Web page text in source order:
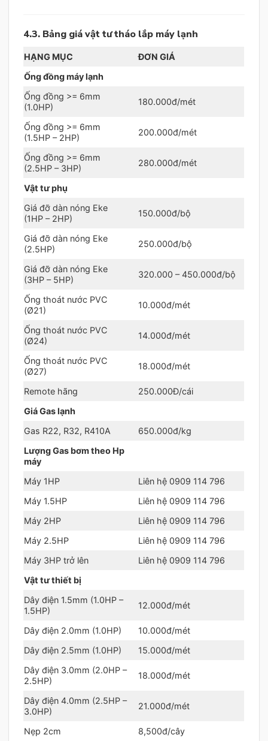
4.3. Bảng giá vật tư tháo lắp máy lạnh
HẠNG MỤC
ĐƠN GIÁ
Ống đồng máy lạnh
Ống đồng >= 6mm
(1.0HP)
180.000đ/mét
Ống đồng >= 6mm
(1.5HP – 2HP)
200.000đ/mét
Ống đồng >= 6mm
(2.5HP – 3HP)
280.000đ/mét
Vật tư phụ
Giá đỡ dàn nóng Eke
(1HP – 2HP)
150.000đ/bộ
Giá đỡ dàn nóng Eke
(2.5HP)
250.000đ/bộ
Giá đỡ dàn nóng Eke
(3HP – 5HP)
320.000 – 450.000đ/bộ
Ống thoát nước PVC
(Ø21)
10.000đ/mét
Ống thoát nước PVC
(Ø24)
14.000đ/mét
Ống thoát nước PVC
(Ø27)
18.000đ/mét
Remote hãng
250.000Đ/cái
Giá Gas lạnh
Gas R22, R32, R410A
650.000đ/kg
Lượng Gas bơm theo Hp
máy
Máy 1HP
Liên hệ 0909 114 796
Máy 1.5HP
Liên hệ 0909 114 796
Máy 2HP
Liên hệ 0909 114 796
Máy 2.5HP
Liên hệ 0909 114 796
Máy 3HP trở lên
Liên hệ 0909 114 796
Vật tư thiết bị
Dây điện 1.5mm (1.0HP –
1.5HP)
12.000đ/mét
Dây điện 2.0mm (1.0HP)
10.000đ/mét
Dây điện 2.5mm (1.0HP)
15.000đ/mét
Dây điện 3.0mm (2.0HP –
2.5HP)
18.000đ/mét
Dây điện 4.0mm (2.5HP –
3.0HP)
21.000đ/mét
Nẹp 2cm 8,500đ/cây